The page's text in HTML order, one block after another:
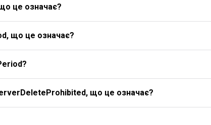
це означає?
що це означає?
що це означає?